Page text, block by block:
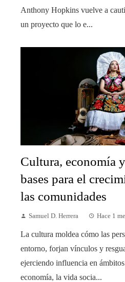
Anthony Hopkins vuelve a
un proyecto que lo e...
Cultura, economía
bases para el
las comunidades
Samuel D. Herrera Hace 1
La cultura moldea cómo las
entorno, forjan vínculos y
ejerciendo influencia en
economía, la vida socia...